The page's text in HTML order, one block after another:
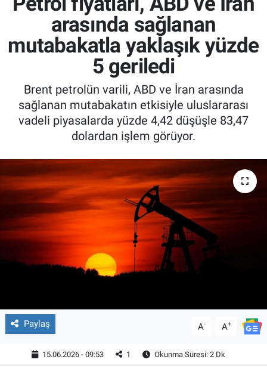
arasında sağlanan
mutabakatla yaklaşık yüzde
5 geriledi
Brent petrolün varili, ABD ve İran arasında
sağlanan mutabakatın etkisiyle uluslararası
vadeli piyasalarda yüzde 4,42 düşüşle 83,47
dolardan işlem görüyor.
Paylaş A- A+
15.06.2026 - 09:53 1 Okunma Süresi: 2 Dk